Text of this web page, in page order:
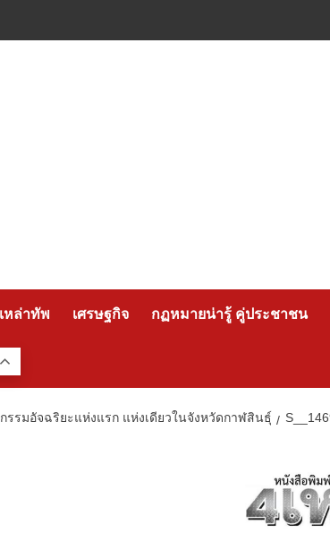
หล่าทัพ เศรษฐกิจ กฏหมายน่ารู้ คู่ประชาชน
รมอัจฉริยะแห่งแรก แห่งเดียวในจังหวัดกาฬสินธุ์